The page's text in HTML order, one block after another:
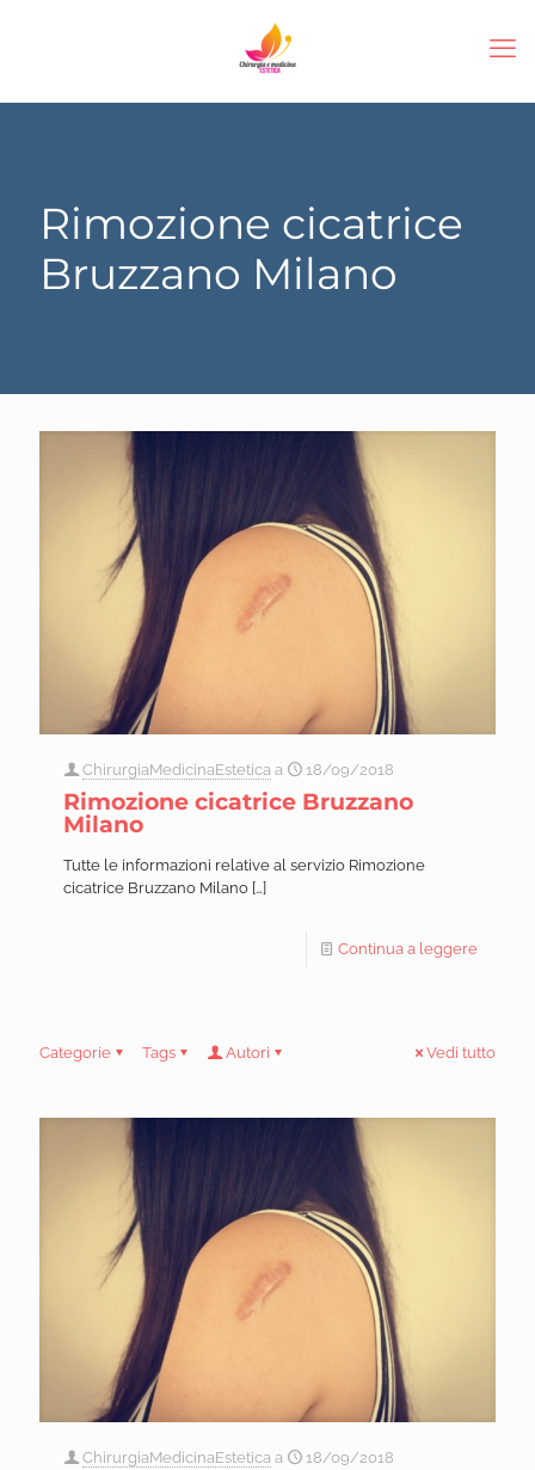
Rimozione cicatrice
Bruzzano Milano
ChirurgiaMedicinaEstetica a 18/09/2018
Rimozione cicatrice Bruzzano
Milano
Tutte le informazioni relative al servizio Rimozione
cicatrice Bruzzano Milano […]
Continua a leggere
Categorie Tags Autori Vedi tutto
ChirurgiaMedicinaEstetica a 18/09/2018